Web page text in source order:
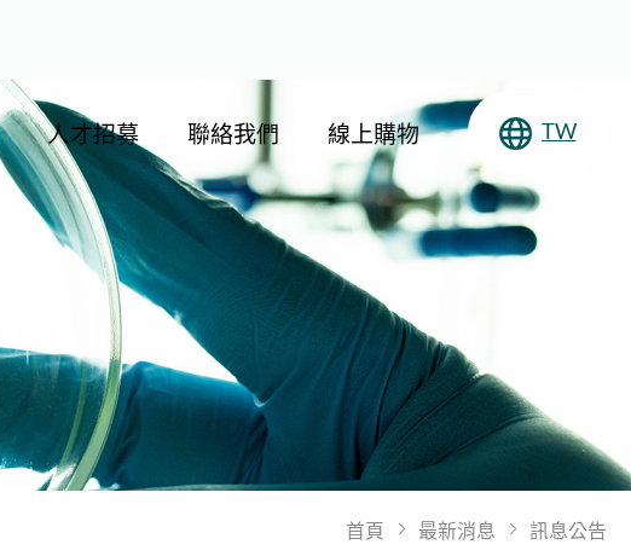
人才招募 聯絡我們 線上購物 TW
首頁 最新消息 訊息公告